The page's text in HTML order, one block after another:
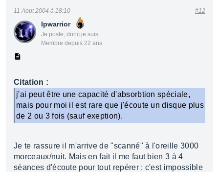
Ipwarrior
Je poste, donc je suis
Membre depuis 22 ans
11 Aout 2004 à 18:10 #12
Citation :
j'ai peut être une capacité d'absorbtion spéciale,
mais pour moi il est rare que j'écoute un disque plus
de 2 ou 3 fois (sauf exeption).
Je te rassure il m'arrive de "scanné" à l'oreille 3000
morceaux/nuit. Mais en fait il me faut bien 3 à 4
séances d'écoute pour tout repérer : c'est impossible